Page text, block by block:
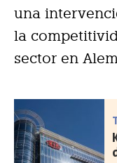
una
la
sector en